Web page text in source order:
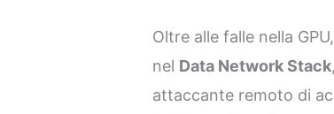
Oltre alle falle nella
nel Data Network Stack,
attaccante remoto di